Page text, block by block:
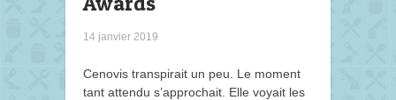
14 janvier 2019
Cenovis transpirait un peu. Le moment
tant attendu s’approchait. Elle voyait les